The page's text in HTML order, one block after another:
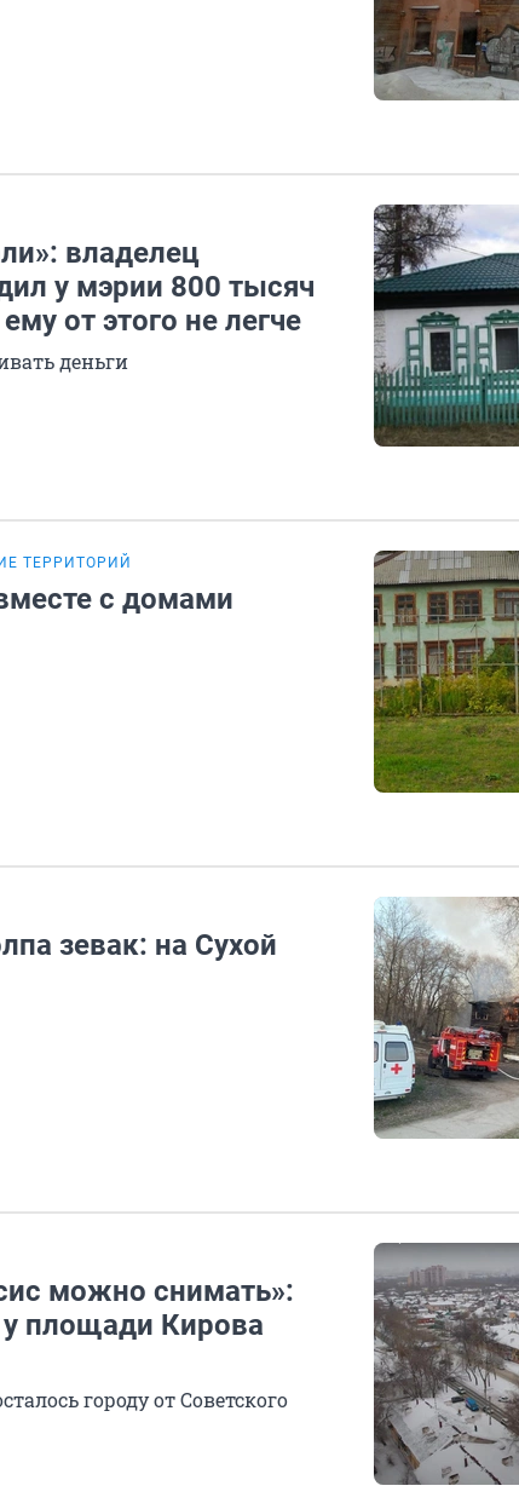
владелец
у мэрии 800 тысяч
от этого не легче
деньги
ТЕРРИТОРИЙ
с домами
зевак: на Сухой
можно снимать»:
площади Кирова
городу от Советского